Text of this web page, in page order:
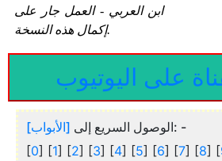
ابن العربي - العمل جار على
إكمال هذه النسخة.
على اليوتيوب
الوصول السريع إلى [الأبواب]
: -
[0] [1] [2] [3] [4] [5] [6] [7] [8] [